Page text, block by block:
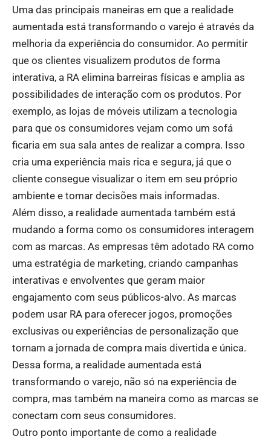
Uma das principais maneiras em que a realidade
aumentada está transformando o varejo é através da
melhoria da experiência do consumidor. Ao permitir
que os clientes visualizem produtos de forma
interativa, a RA elimina barreiras físicas e amplia as
possibilidades de interação com os produtos. Por
exemplo, as lojas de móveis utilizam a tecnologia
para que os consumidores vejam como um sofá
ficaria em sua sala antes de realizar a compra. Isso
cria uma experiência mais rica e segura, já que o
cliente consegue visualizar o item em seu próprio
ambiente e tomar decisões mais informadas.
Além disso, a realidade aumentada também está
mudando a forma como os consumidores interagem
com as marcas. As empresas têm adotado RA como
uma estratégia de marketing, criando campanhas
interativas e envolventes que geram maior
engajamento com seus públicos-alvo. As marcas
podem usar RA para oferecer jogos, promoções
exclusivas ou experiências de personalização que
tornam a jornada de compra mais divertida e única.
Dessa forma, a realidade aumentada está
transformando o varejo, não só na experiência de
compra, mas também na maneira como as marcas se
conectam com seus consumidores.
Outro ponto importante de como a realidade